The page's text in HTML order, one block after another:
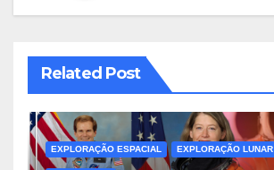
Related Post
EXPLORAÇÃO ESPACIAL EXPLORAÇÃO LUNAR